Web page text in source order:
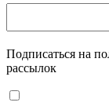
Подписаться на
рассылок